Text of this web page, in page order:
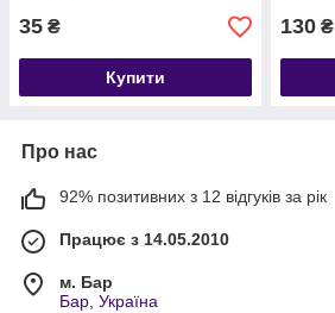
35 ₴
Купити
130 ₴
Про нас
92% позитивних з 12 відгуків за рік
Працює з 14.05.2010
м. Бар
Бар, Україна